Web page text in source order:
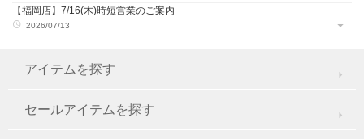
【福岡店】7/16(木)時短営業のご案内
2026/07/13
アイテムを探す
セールアイテムを探す